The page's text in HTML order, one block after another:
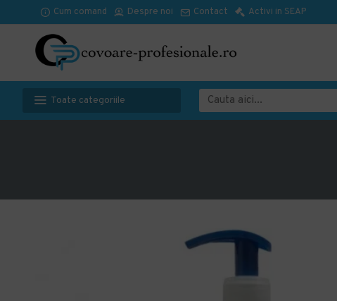
Cum comand Despre noi Contact Activi in SEAP
Toate categoriile